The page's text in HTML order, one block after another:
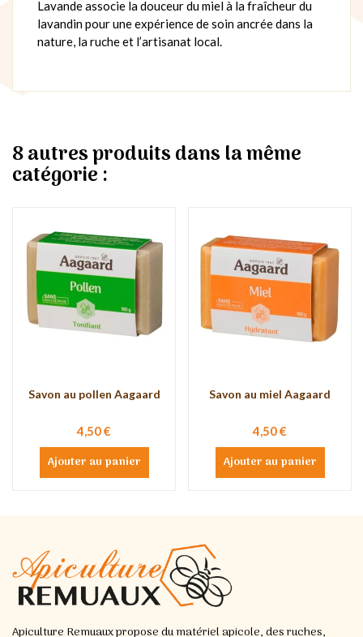
Lavande associe la douceur du miel à la fraîcheur du
lavandin pour une expérience de soin ancrée dans la
nature, la ruche et l’artisanat local.
8 autres produits dans la même
catégorie :
Savon au pollen Aagaard
4,50 €
Ajouter au panier
Savon au miel Aagaard
4,50 €
Ajouter au panier
Apiculture Remuaux propose du matériel apicole, des ruches,